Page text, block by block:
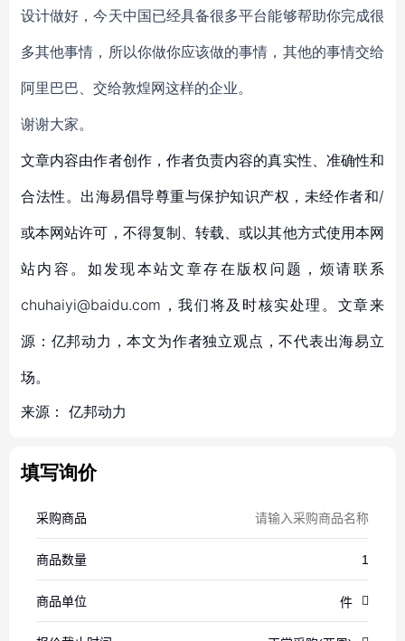
设计做好，今天中国已经具备很多平台能够帮助你完成很
多其他事情，所以你做你应该做的事情，其他的事情交给
阿里巴巴、交给敦煌网这样的企业。
谢谢大家。
文章内容由作者创作，作者负责内容的真实性、准确性和
合法性。出海易倡导尊重与保护知识产权，未经作者和/
或本网站许可，不得复制、转载、或以其他方式使用本网
站内容。如发现本站文章存在版权问题，烦请联系
chuhaiyi@baidu.com，我们将及时核实处理。文章来
源：亿邦动力，本文为作者独立观点，不代表出海易立
场。
来源： 亿邦动力
填写询价